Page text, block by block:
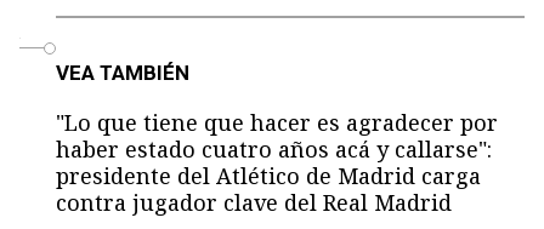
VEA TAMBIÉN
"Lo que tiene que hacer es agradecer por
haber estado cuatro años acá y callarse":
presidente del Atlético de Madrid carga
contra jugador clave del Real Madrid